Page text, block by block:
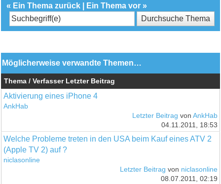
« Ein Thema zurück Ein Thema vor »
Möglicherweise verwandte Themen…
Thema / Verfasser Letzter Beitrag
Aktivierung eines iPhone 4
AnkHab
Letzter Beitrag von AnkHab
04.11.2011, 18:53
Welche Probleme treten in den USA beim Kauf eines ATV 2
(Apple TV 2) auf ?
niclasonline
Letzter Beitrag von niclasonline
08.07.2011, 02:19